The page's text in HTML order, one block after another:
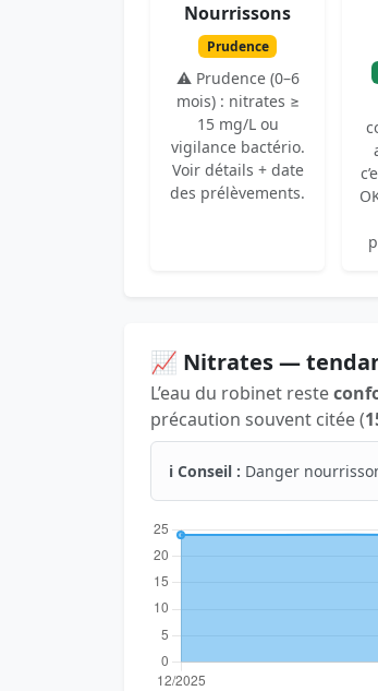
Nourrissons
Prudence
⚠️ Prudence (0–6
mois) : nitrates ≥
15 mg/L ou
vigilance bactério.
Voir détails + date
des prélèvements.
📈 Nitrates —
L’eau du robinet reste
précaution souvent citée (
ℹ️ Conseil : Danger